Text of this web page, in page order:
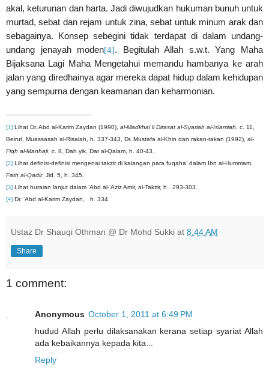
akal, keturunan dan harta. Jadi diwujudkan hukuman bunuh untuk
murtad, sebat dan rejam untuk zina, sebat untuk minum arak dan
sebagainya. Konsep sebegini tidak terdapat di dalam undang-
undang jenayah moden[4]. Begitulah Allah s.w.t. Yang Maha
Bijaksana Lagi Maha Mengetahui memandu hambanya ke arah
jalan yang diredhainya agar mereka dapat hidup dalam kehidupan
yang sempurna dengan keamanan dan keharmonian.
[1] Lihat Dr. Abd al-Karim Zaydan (1990), al-Madkhal li Dirasat al-Syariah al-Islamiah , c. 11,
Beirut, Muassasah al-Risalah, h. 337-343, Dr. Mustafa al-Khin dan rakan-rakan (1992), al-
Fiqh al-Manhaji, c. 8, Dah.yik, Dar al-Qalam, h. 40-43.
[2] Lihat definisi-definisi mengenai takzir di kalangan para fuqaha’ dalam Ibn al-Hummam,
Fath al-Qadir, Jld. 5, h. 345.
[3] Lihat huraian lanjut dalam ‘Abd al-‘Aziz Amir, al-Takzir, h . 293-303.
[4] Dr. ‘Abd al-Karim Zaydan, h. 334.
Ustaz Dr Shauqi Othman @ Dr Mohd Sukki at 8:44 AM
Share
1 comment:
Anonymous October 1, 2011 at 6:49 PM
hudud Allah perlu dilaksanakan kerana setiap syariat Allah
ada kebaikannya kepada kita...
Reply